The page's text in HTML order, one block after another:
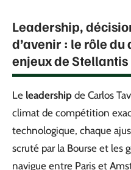
Leadership,
d’avenir : le rôle
enjeux de Stellantis
Le leadership de Carlos
climat de compétition
technologique, chaque
scruté par la Bourse et les
navigue entre Paris et